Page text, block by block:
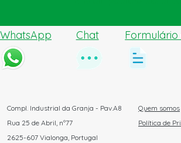
WhatsApp Chat
Compl. Industrial da Granja - Pav.A8
Rua 25 de Abril, nº77
2625-607 Vialonga, Portugal
Quem somos
Política de